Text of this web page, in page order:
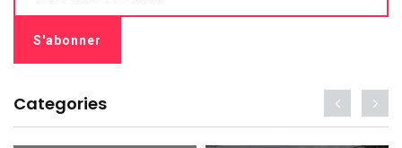
Categories